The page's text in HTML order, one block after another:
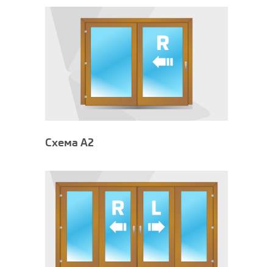
Схема A2